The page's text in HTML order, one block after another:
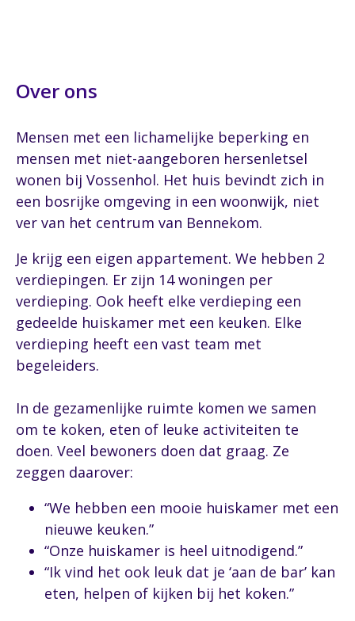
Over ons
Mensen met een lichamelijke beperking en
mensen met niet-aangeboren hersenletsel
wonen bij Vossenhol. Het huis bevindt zich in
een bosrijke omgeving in een woonwijk, niet
ver van het centrum van Bennekom.
Je krijg een eigen appartement. We hebben 2
verdiepingen. Er zijn 14 woningen per
verdieping. Ook heeft elke verdieping een
gedeelde huiskamer met een keuken. Elke
verdieping heeft een vast team met
begeleiders.
In de gezamenlijke ruimte komen we samen
om te koken, eten of leuke activiteiten te
doen. Veel bewoners doen dat graag. Ze
zeggen daarover:
“We hebben een mooie huiskamer met een
nieuwe keuken.”
“Onze huiskamer is heel uitnodigend.”
“Ik vind het ook leuk dat je ‘aan de bar’ kan
eten, helpen of kijken bij het koken.”